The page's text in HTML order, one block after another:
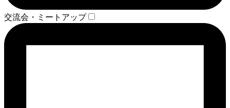
交流会・ミートアップ